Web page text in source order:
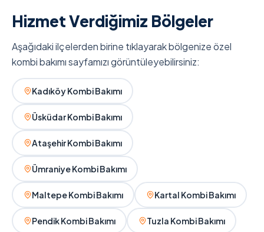
Hizmet Verdiğimiz Bölgeler
Aşağıdaki ilçelerden birine tıklayarak bölgenize özel
kombi bakımı sayfamızı görüntüleyebilirsiniz:
Kadıköy Kombi Bakımı
Üsküdar Kombi Bakımı
Ataşehir Kombi Bakımı
Ümraniye Kombi Bakımı
Maltepe Kombi Bakımı Kartal Kombi Bakımı
Pendik Kombi Bakımı Tuzla Kombi Bakımı